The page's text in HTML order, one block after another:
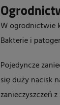
W ogrodnictwie
Bakterie i
Pojedyncze
się duży nacisk
zanieczyszczeń